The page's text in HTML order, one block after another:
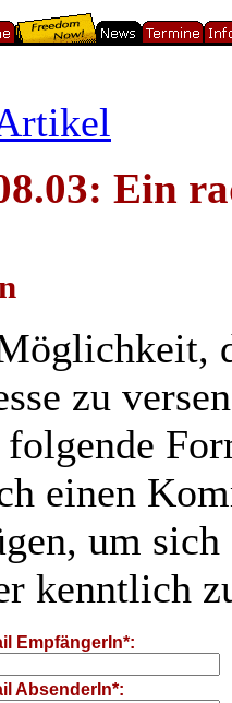
Ein
zu
einen
um
kenntlich
EmpfängerIn*:
AbsenderIn*: